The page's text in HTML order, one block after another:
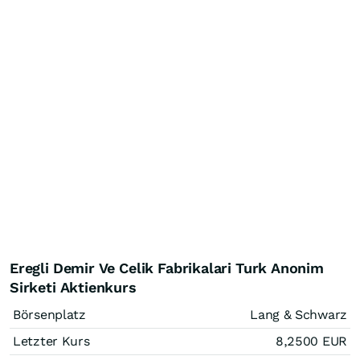
Eregli Demir Ve Celik Fabrikalari Turk Anonim
Sirketi Aktienkurs
Börsenplatz
Lang & Schwarz
Letzter Kurs
8,2500 EUR